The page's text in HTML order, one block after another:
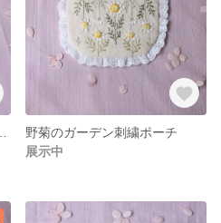
野菊のガーデン刺繍ポーチ
展示中